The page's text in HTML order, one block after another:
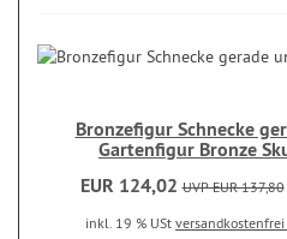
Bronzefigur Schnecke
Gartenfigur Bronze
EUR 124,02 UVP EUR 137,80
inkl. 19 % USt versandkostenfrei